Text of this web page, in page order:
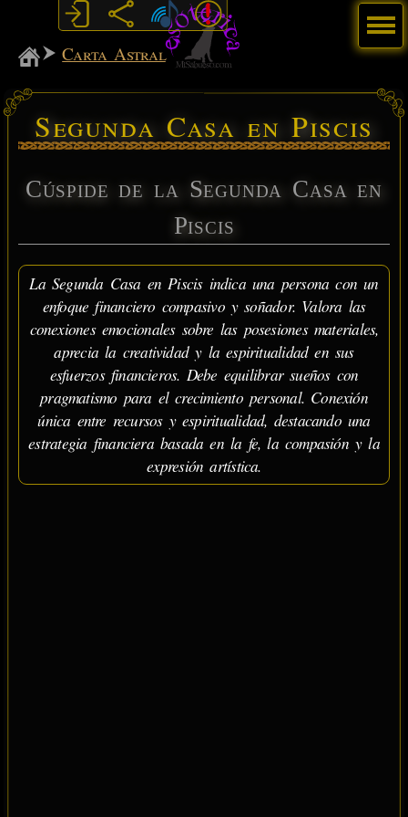
MiSabueso
Carta Astral
Segunda Casa en Piscis
Cúspide de la Segunda Casa en
Piscis
La Segunda Casa en Piscis indica una persona con un
enfoque financiero compasivo y soñador. Valora las
conexiones emocionales sobre las posesiones materiales,
aprecia la creatividad y la espiritualidad en sus
esfuerzos financieros. Debe equilibrar sueños con
pragmatismo para el crecimiento personal. Conexión
única entre recursos y espiritualidad, destacando una
estrategia financiera basada en la fe, la compasión y la
expresión artística.
Menú